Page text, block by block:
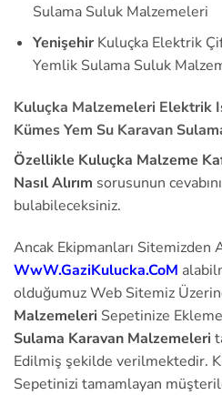
Sulama Suluk Malzemeleri
Yenişehir Kuluçka Elektrik
Yemlik Sulama Suluk
Kuluçka Malzemeleri Elektrik
Kümes Yem Su Karavan
Özellikle Kuluçka Malzeme
Nasıl Alırım sorusunun
bulabileceksiniz.
Ancak Ekipmanları Sitemizden
WwW.GaziKulucka.CoM
olduğumuz Web Sitemiz
Malzemeleri Sepetinize
Sulama Karavan Malzemeleri
Edilmiş şekilde verilmektedir.
Sepetinizi tamamlayan